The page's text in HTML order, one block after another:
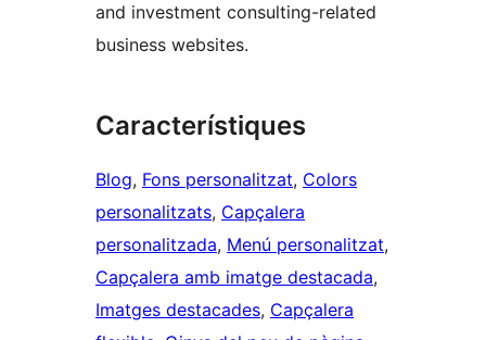
and investment consulting-related
business websites.
Característiques
Blog, Fons personalitzat, Colors
personalitzats, Capçalera
personalitzada, Menú personalitzat
Capçalera amb imatge destacada
Imatges destacades, Capçalera